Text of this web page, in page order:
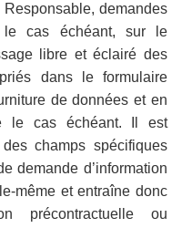
demandes
cas échéant, sur le
libre et éclairé des
dans le formulaire
de données et en
le cas échéant. Il est
champs spécifiques
demande d’information
même et entraîne donc
précontractuelle ou